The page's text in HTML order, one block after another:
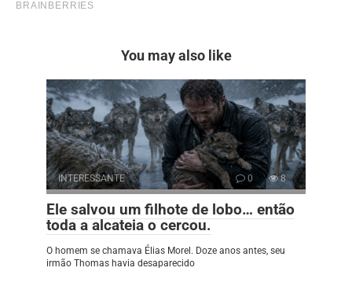
You may also like
INTERESSANTE 0 8
Ele salvou um filhote de lobo… então
toda a alcateia o cercou.
O homem se chamava Élias Morel. Doze anos antes, seu
irmão Thomas havia desaparecido